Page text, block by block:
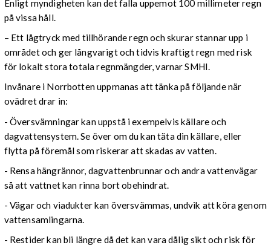
Enligt myndigheten kan det falla uppemot 100 millimeter regn
på vissa håll.
– Ett lågtryck med tillhörande regn och skurar stannar upp i
området och ger långvarigt och tidvis kraftigt regn med risk
för lokalt stora totala regnmängder, varnar SMHI.
Invånare i Norrbotten uppmanas att tänka på följande när
ovädret drar in:
- Översvämningar kan uppstå i exempelvis källare och
dagvattensystem. Se över om du kan täta din källare, eller
flytta på föremål som riskerar att skadas av vatten.
- Rensa hängrännor, dagvattenbrunnar och andra vattenvägar
så att vattnet kan rinna bort obehindrat.
- Vägar och viadukter kan översvämmas, undvik att köra genom
vattensamlingarna.
- Restider kan bli längre då det kan vara dålig sikt och risk för